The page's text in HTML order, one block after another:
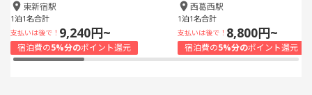
東新宿駅
1泊1名合計
支払いは後で！ 9,240円~
宿泊費の5%分のポイント還元
西葛西駅
1泊1名合計
支払いは後で！ 8,800円~
宿泊費の5%分のポイント還元